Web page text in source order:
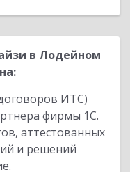
в Лодейном
ИТС)
фирмы 1С.
аттестованных
и решений